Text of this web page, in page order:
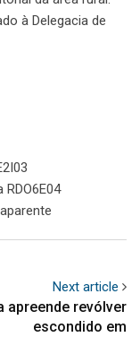
à Delegacia de
Next article
apreende revólver
escondido em